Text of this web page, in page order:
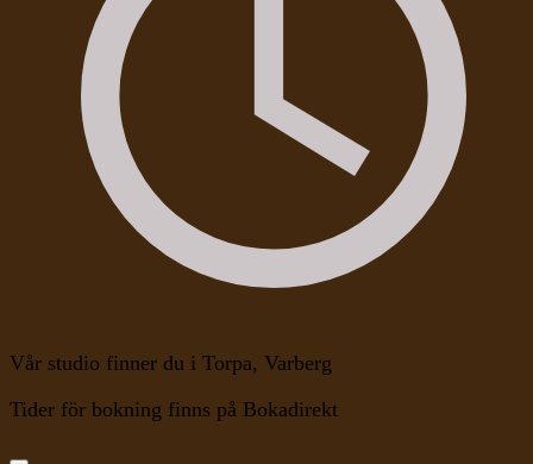
Vår studio finner du i Torpa, Varberg
Tider för bokning finns på Bokadirekt